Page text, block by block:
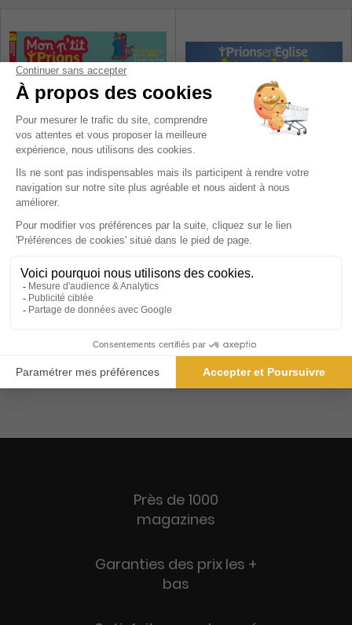
Mon Ptit Prions en église
1 an
Prions En Eglise Junior
1 an
Près de 1000
magazines
Garanties des prix les +
bas